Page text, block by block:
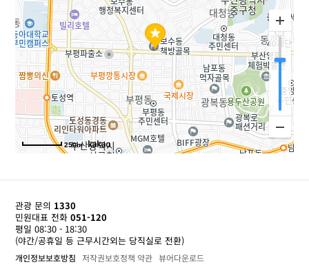
250m
관광 문의 1330
민원대표 전화 051-120
평일 08:30 - 18:30
(야간/공휴일 등 근무시간외는 당직실로 전환)
개인정보보호방침 저작권보호정책 약관 뷰어다운로드